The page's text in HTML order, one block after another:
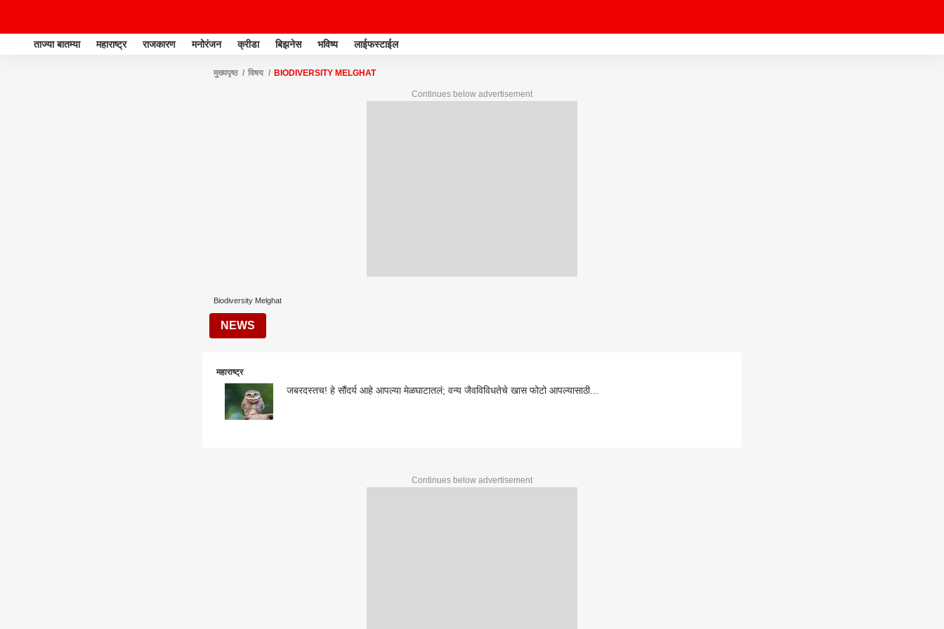
ताज्या बातम्या महाराष्ट्र राजकारण मनोरंजन क्रीडा बिझनेस भविष्य लाईफस्टाईल
मुख्यपृष्ठ विषय BIODIVERSITY MELGHAT
Continues below advertisement
Biodiversity Melghat
NEWS
महाराष्ट्र
जबरदस्तच! हे सौंदर्य आहे आपल्या मेळघाटातलं; वन्य जैवविविधतेचे खास फोटो आपल्यासाठी...
Continues below advertisement